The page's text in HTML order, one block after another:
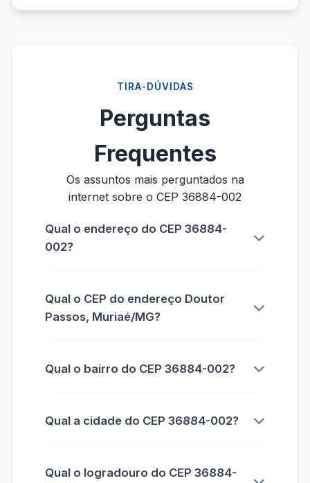
TIRA-DÚVIDAS
Perguntas
Frequentes
Os assuntos mais perguntados na
internet sobre o CEP 36884-002
Qual o endereço do CEP 36884-
002?
Qual o CEP do endereço Doutor
Passos, Muriaé/MG?
Qual o bairro do CEP 36884-002?
Qual a cidade do CEP 36884-002?
Qual o logradouro do CEP 36884-